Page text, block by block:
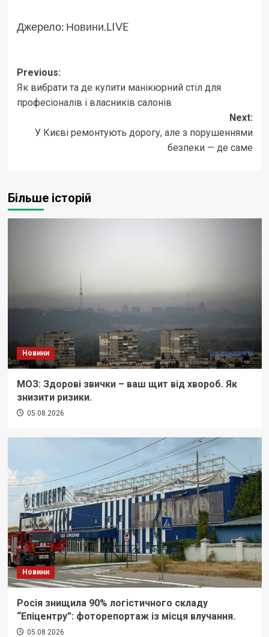
Джерело: Новини.LIVE
Post
navigation
Previous:
Як вибрати та де купити манікюрний стіл для
професіоналів і власників салонів
Next:
У Києві ремонтують дорогу, але з порушеннями
безпеки — де саме
Більше історій
Новини
МОЗ: Здорові звички – ваш щит від хвороб. Як
знизити ризики.
05.08.2026
Новини
Росія знищила 90% логістичного складу
“Епіцентру”: фоторепортаж із місця влучання.
05.08.2026